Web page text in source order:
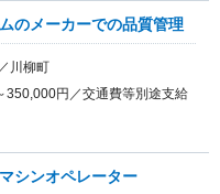
のメーカーでの品質管理
川柳町
350,000円／交通費等別途支給
シンオペレーター